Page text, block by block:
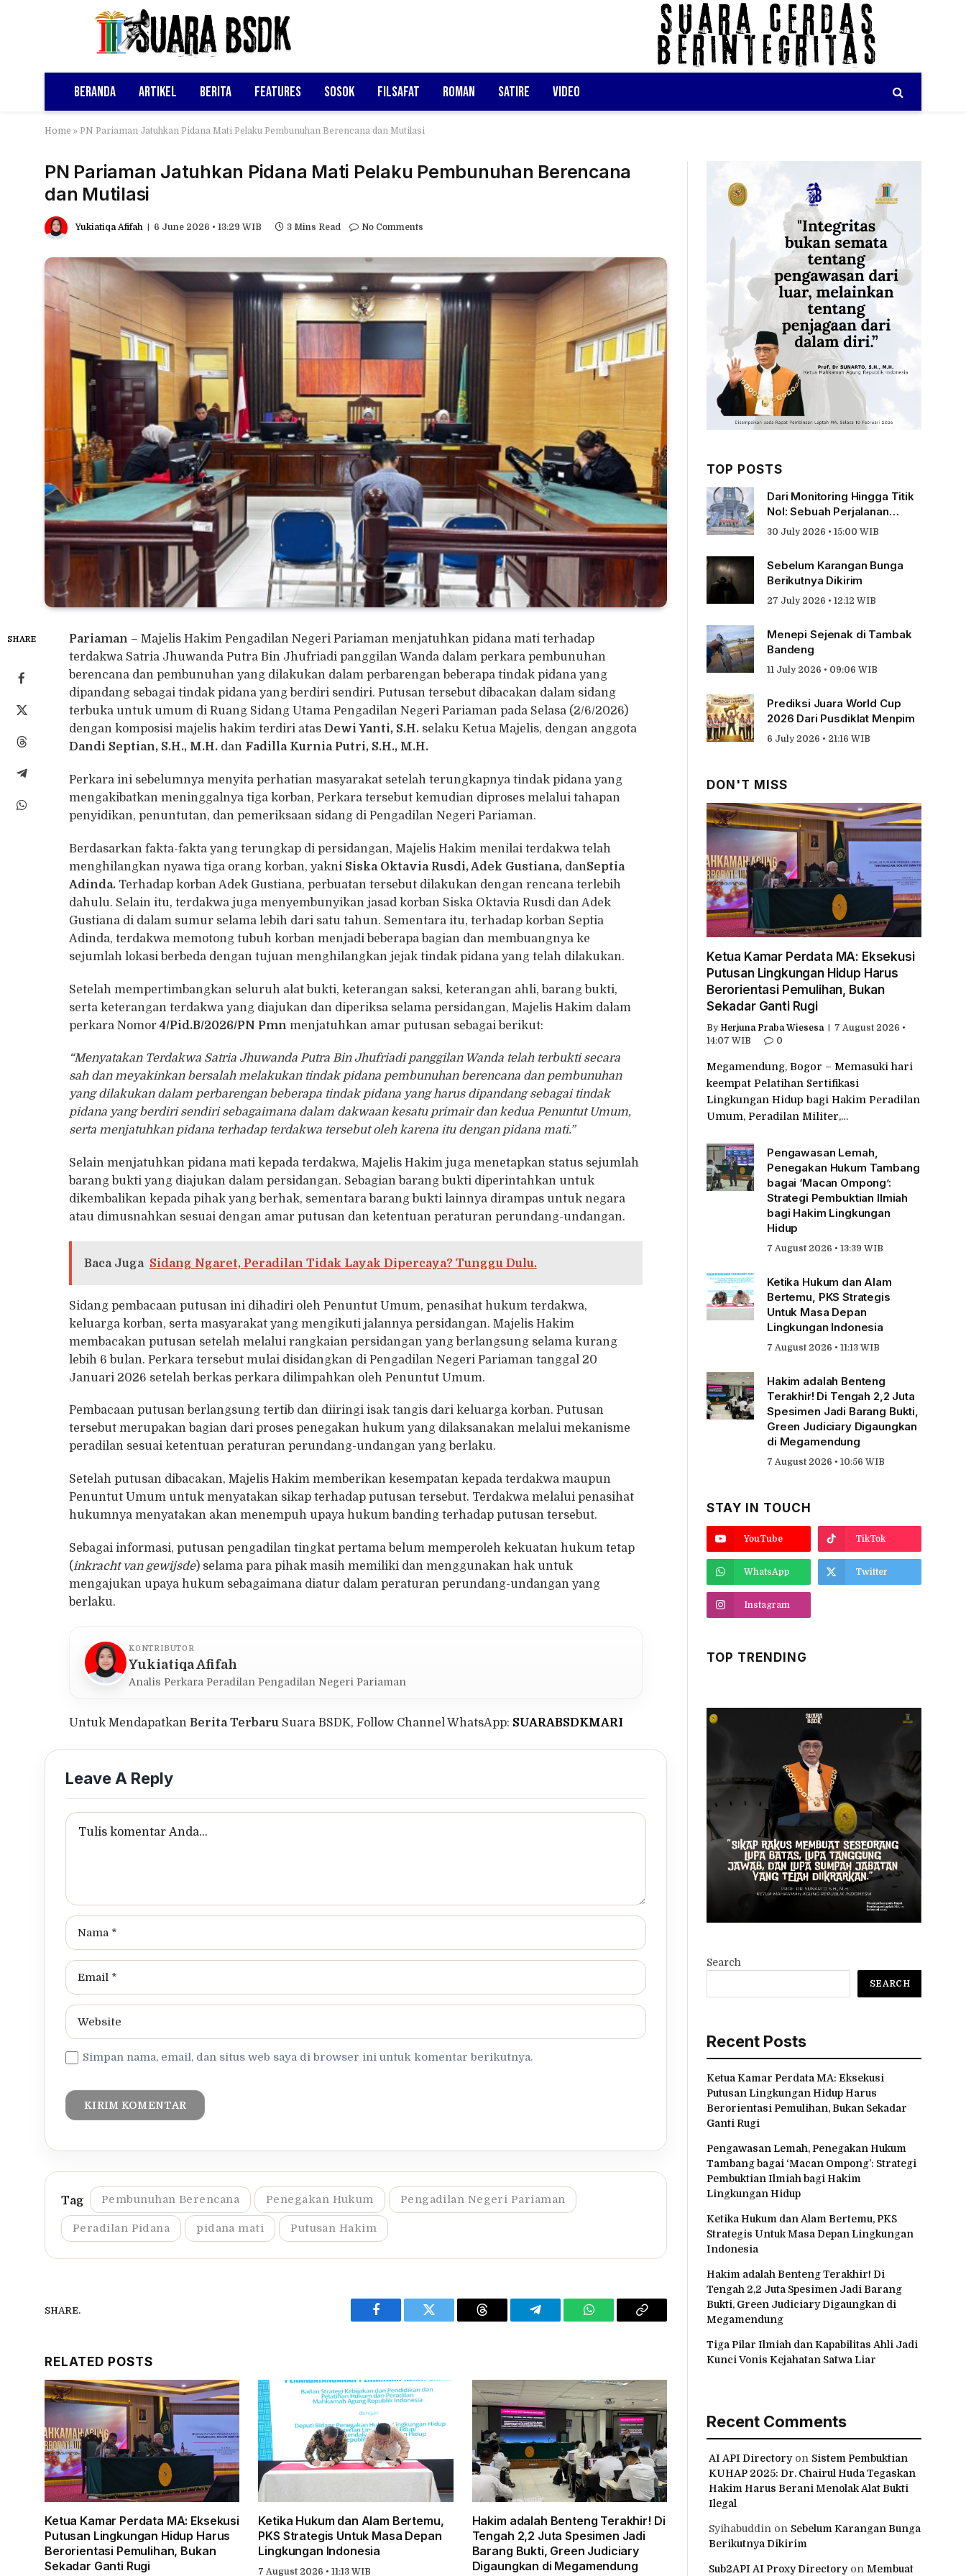
Beranda Artikel Berita Features Sosok Filsafat Roman Satire Video
Home » PN Pariaman Jatuhkan Pidana Mati Pelaku Pembunuhan Berencana dan Mutilasi
PN Pariaman Jatuhkan Pidana Mati Pelaku Pembunuhan Berencana
dan Mutilasi
Yukiatiqa Afifah 6 June 2026 • 13:29 WIB 3 Mins Read No Comments
SHARE Pariaman – Majelis Hakim Pengadilan Negeri Pariaman menjatuhkan pidana mati terhadap
terdakwa Satria Jhuwanda Putra Bin Jhufriadi panggilan Wanda dalam perkara pembunuhan
berencana dan pembunuhan yang dilakukan dalam perbarengan beberapa tindak pidana yang
dipandang sebagai tindak pidana yang berdiri sendiri. Putusan tersebut dibacakan dalam sidang
terbuka untuk umum di Ruang Sidang Utama Pengadilan Negeri Pariaman pada Selasa (2/6/2026)
dengan komposisi majelis hakim terdiri atasDewi Yanti, S.H. selaku Ketua Majelis, dengan anggota
Dandi Septian, S.H., M.H. dan Fadilla Kurnia Putri, S.H., M.H.
Perkara ini sebelumnya menyita perhatian masyarakat setelah terungkapnya tindak pidana yang
mengakibatkan meninggalnya tiga korban, Perkara tersebut kemudian diproses melalui tahapan
penyidikan, penuntutan, dan pemeriksaan sidang di Pengadilan Negeri Pariaman.
Berdasarkan fakta-fakta yang terungkap di persidangan, Majelis Hakim menilai terdakwa telah
menghilangkan nyawa tiga orang korban, yakni Siska Oktavia Rusdi,Adek Gustiana, danSeptia
Adinda. Terhadap korban Adek Gustiana, perbuatan tersebut dilakukan dengan rencana terlebih
dahulu. Selain itu, terdakwa juga menyembunyikan jasad korban Siska Oktavia Rusdi dan Adek
Gustiana di dalam sumur selama lebih dari satu tahun. Sementara itu, terhadap korban Septia
Adinda, terdakwa memotong tubuh korban menjadi beberapa bagian dan membuangnya ke
sejumlah lokasi berbeda dengan tujuan menghilangkan jejak tindak pidana yang telah dilakukan.
Setelah mempertimbangkan seluruh alat bukti, keterangan saksi, keterangan ahli, barang bukti,
serta keterangan terdakwa yang diajukan dan diperiksa selama persidangan, Majelis Hakim dalam
perkara Nomor4/Pid.B/2026/PN Pmn menjatuhkan amar putusan sebagai berikut:
“Menyatakan Terdakwa Satria Jhuwanda Putra Bin Jhufriadi panggilan Wanda telah terbukti secara
sah dan meyakinkan bersalah melakukan tindak pidana pembunuhan berencana dan pembunuhan
yang dilakukan dalam perbarengan beberapa tindak pidana yang harus dipandang sebagai tindak
pidana yang berdiri sendiri sebagaimana dalam dakwaan kesatu primair dan kedua Penuntut Umum,
serta menjatuhkan pidana terhadap terdakwa tersebut oleh karena itu dengan pidana mati.”
Selain menjatuhkan pidana mati kepada terdakwa, Majelis Hakim juga menetapkan status sejumlah
barang bukti yang diajukan dalam persidangan. Sebagian barang bukti diperintahkan untuk
dikembalikan kepada pihak yang berhak, sementara barang bukti lainnya dirampas untuk negara
atau dimusnahkan sesuai dengan amar putusan dan ketentuan peraturan perundang-undangan.
Baca Juga Sidang Ngaret, Peradilan Tidak Layak Dipercaya? Tunggu Dulu.
Sidang pembacaan putusan ini dihadiri oleh Penuntut Umum, penasihat hukum terdakwa,
keluarga korban, serta masyarakat yang mengikuti jalannya persidangan. Majelis Hakim
membacakan putusan setelah melalui rangkaian persidangan yang berlangsung selama kurang
lebih 6 bulan. Perkara tersebut mulai disidangkan di Pengadilan Negeri Pariaman tanggal 20
Januari 2026 setelah berkas perkara dilimpahkan oleh Penuntut Umum.
Pembacaan putusan berlangsung tertib dan diiringi isak tangis dari keluarga korban. Putusan
tersebut merupakan bagian dari proses penegakan hukum yang dilaksanakan melalui mekanisme
peradilan sesuai ketentuan peraturan perundang-undangan yang berlaku.
Setelah putusan dibacakan, Majelis Hakim memberikan kesempatan kepada terdakwa maupun
Penuntut Umum untuk menyatakan sikap terhadap putusan tersebut. Terdakwa melalui penasihat
hukumnya menyatakan akan menempuh upaya hukum banding terhadap putusan tersebut.
Sebagai informasi, putusan pengadilan tingkat pertama belum memperoleh kekuatan hukum tetap
(inkracht van gewijsde) selama para pihak masih memiliki dan menggunakan hak untuk
mengajukan upaya hukum sebagaimana diatur dalam peraturan perundang-undangan yang
berlaku.
KONTRIBUTOR
Yukiatiqa Afifah
Analis Perkara Peradilan Pengadilan Negeri Pariaman
Untuk MendapatkanBerita Terbaru Suara BSDK, Follow Channel WhatsApp: SUARABSDKMARI
Leave A Reply
Simpan nama, email, dan situs web saya di browser ini untuk komentar berikutnya.
Pembunuhan Berencana Penegakan Hukum Pengadilan Negeri Pariaman
Peradilan Pidana pidana mati Putusan Hakim
SHARE.
Facebook Twitter Threads Telegram WhatsAppCopy
RELATED POSTS
Ketua Kamar Perdata MA: Eksekusi
Putusan Lingkungan Hidup Harus
Berorientasi Pemulihan, Bukan
Sekadar Ganti Rugi
Ketika Hukum dan Alam Bertemu,
PKS Strategis Untuk Masa Depan
Lingkungan Indonesia
7 August 2026 • 11:13 WIB
Hakim adalah Benteng Terakhir! Di
Tengah 2,2 Juta Spesimen Jadi
Barang Bukti, Green Judiciary
Digaungkan di Megamendung
TOP POSTS
Dari Monitoring Hingga Titik
Nol: Sebuah Perjalanan
Tentang Pengabdian
30 July 2026 • 15:00 WIB
Sebelum Karangan Bunga
Berikutnya Dikirim
27 July 2026 • 12:12 WIB
Menepi Sejenak di Tambak
Bandeng
11 July 2026 • 09:06 WIB
Prediksi Juara World Cup
2026 Dari Pusdiklat Menpim
6 July 2026 • 21:16 WIB
DON'T MISS
Ketua Kamar Perdata MA: Eksekusi
Putusan Lingkungan Hidup Harus
Berorientasi Pemulihan, Bukan
Sekadar Ganti Rugi
By Herjuna Praba Wiesesa
7 August 2026 •
14:07 WIB
0
Megamendung, Bogor – Memasuki hari
keempat Pelatihan Sertifikasi
Lingkungan Hidup bagi Hakim Peradilan
Umum, Peradilan Militer,…
Pengawasan Lemah,
Penegakan Hukum Tambang
bagai ‘Macan Ompong’:
Strategi Pembuktian Ilmiah
bagi Hakim Lingkungan
Hidup
7 August 2026 • 13:39 WIB
Ketika Hukum dan Alam
Bertemu, PKS Strategis
Untuk Masa Depan
Lingkungan Indonesia
7 August 2026 • 11:13 WIB
Hakim adalah Benteng
Terakhir! Di Tengah 2,2 Juta
Spesimen Jadi Barang Bukti,
Green Judiciary Digaungkan
di Megamendung
7 August 2026 • 10:56 WIB
STAY IN TOUCH
YouTube TikTok
WhatsApp Twitter
Instagram
TOP TRENDING
Search
SEARCH
Recent Posts
Ketua Kamar Perdata MA: Eksekusi
Putusan Lingkungan Hidup Harus
Berorientasi Pemulihan, Bukan Sekadar
Ganti Rugi
Pengawasan Lemah, Penegakan Hukum
Tambang bagai ‘Macan Ompong’: Strategi
Pembuktian Ilmiah bagi Hakim
Lingkungan Hidup
Ketika Hukum dan Alam Bertemu, PKS
Strategis Untuk Masa Depan Lingkungan
Indonesia
Hakim adalah Benteng Terakhir! Di
Tengah 2,2 Juta Spesimen Jadi Barang
Bukti, Green Judiciary Digaungkan di
Megamendung
Tiga Pilar Ilmiah dan Kapabilitas Ahli Jadi
Kunci Vonis Kejahatan Satwa Liar
Recent Comments
AI API Directoryon Sistem Pembuktian
KUHAP 2025: Dr. Chairul Huda Tegaskan
Hakim Harus Berani Menolak Alat Bukti
Ilegal
Syihabuddin on Sebelum Karangan Bunga
Berikutnya Dikirim
Sub2API AI Proxy Directoryon Membuat